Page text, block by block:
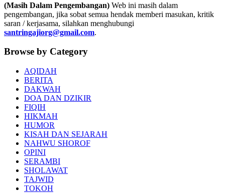
(Masih Dalam Pengembangan) Web ini masih dalam
pengembangan, jika sobat semua hendak memberi masukan, kritik
saran / kerjasama, silahkan menghubungi
santringajiorg@gmail.com.
Browse by Category
AQIDAH
BERITA
DAKWAH
DOA DAN DZIKIR
FIQIH
HIKMAH
HUMOR
KISAH DAN SEJARAH
NAHWU SHOROF
OPINI
SERAMBI
SHOLAWAT
TAJWID
TOKOH